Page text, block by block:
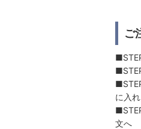
ご
に入
文へ